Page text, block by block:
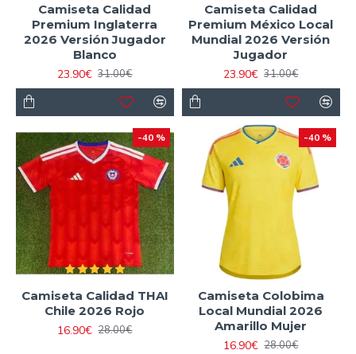
Camiseta Calidad
Premium Inglaterra
2026 Versión Jugador
Blanco
23.90€ 31.00€
Camiseta Calidad
Premium México Local
Mundial 2026 Versión
Jugador
23.90€ 31.00€
-40 %
Camiseta Calidad THAI
Chile 2026 Rojo
16.90€ 28.00€
-40 %
Camiseta Colobima
Local Mundial 2026
Amarillo Mujer
16.90€ 28.00€